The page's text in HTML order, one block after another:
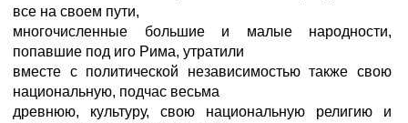
все на своем пути,
многочисленные большие и малые народности,
попавшие под иго Рима, утратили
вместе с политической независимостью также свою
национальную, подчас весьма
древнюю, культуру, свою национальную религию и